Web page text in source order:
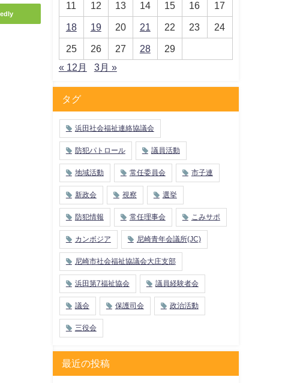
11 12 13 14 15 16 17
18 19 20 21 22 23 24
25 26 27 28
29
« 12月
3月 »
タグ
浜田社会福祉連絡協議会
防犯パトロール 議員活動
地域活動 常任委員会 市子連
新政会 視察 選挙
防犯情報 常任理事会 こみサポ
カンボジア 尼崎青年会議所(JC)
尼崎市社会福祉協議会大庄支部
浜田第7福祉協会 議員経験者会
議会 保護司会 政治活動
三役会
最近の投稿